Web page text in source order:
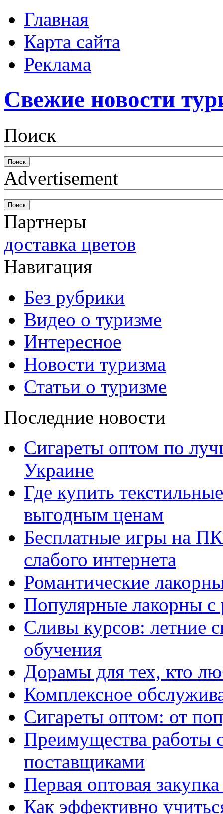
Главная
Карта сайта
Реклама
Свежие новости
Поиск
Advertisement
Партнеры
доставка цветов
Навигация
Без рубрики
Видео о туризме
Интересное
Новости туризма
Статьи о туризме
Последние новости
Сигареты оптом по
Украине
Где купить
выгодным ценам
Бесплатные игры на
слабого интернета
Романтические
Популярные лакорны с
Сливы курсов: летние
обучения
Дорамы для тех, кто
Комплексное
Сигареты оптом: от
Преимущества работы
поставщиками
Первая оптовая
Как эффективно